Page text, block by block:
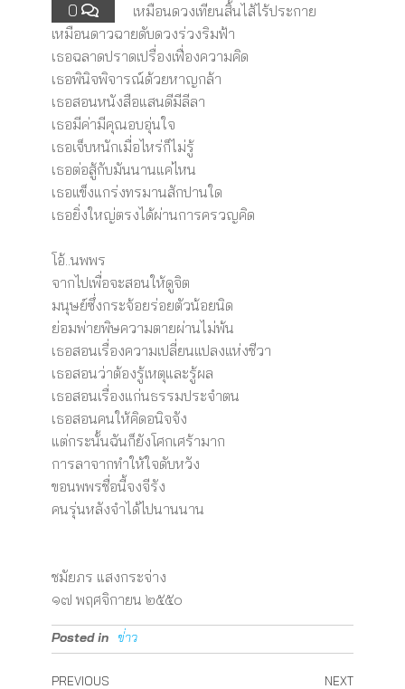
0
เหมือนดวงเทียนสิ้นไส้ไร้ประกาย
เหมือนดาวฉายดับดวงร่วงริมฟ้า
เธอฉลาดปราดเปรื่องเฟื่องความคิด
เธอพินิจพิจารณ์ด้วยหาญกล้า
เธอสอนหนังสือแสนดีมีลีลา
เธอมีค่ามีคุณอบอุ่นใจ
เธอเจ็บหนักเมื่อไหร่ก็ไม่รู้
เธอต่อสู้กับมันนานแค่ไหน
เธอแข็งแกร่งทรมานสักปานใด
เธอยิ่งใหญ่ตรงได้ผ่านการครวญคิด
โอ้..นพพร
จากไปเพื่อจะสอนให้ดูจิต
มนุษย์ซึ่งกระจ้อยร่อยตัวน้อยนิด
ย่อมพ่ายพิษความตายผ่านไม่พ้น
เธอสอนเรื่องความเปลี่ยนแปลงแห่งชีวา
เธอสอนว่าต้องรู้เหตุและรู้ผล
เธอสอนเรื่องแก่นธรรมประจำตน
เธอสอนคนให้คิดอนิจจัง
แต่กระนั้นฉันก็ยังโศกเศร้ามาก
การลาจากทำให้ใจดับหวัง
ขอนพพรชื่อนี้จงจีรัง
คนรุ่นหลังจำได้ไปนานนาน
ชมัยภร แสงกระจ่าง
๑๗ พฤศจิกายน ๒๕๕๐
Posted in ข่่าว
PREVIOUS NEXT